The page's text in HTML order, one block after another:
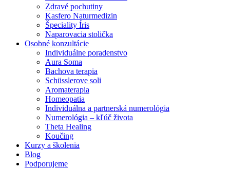
Zdravé pochutiny
Kasfero Naturmedizin
Špeciality Íris
Naparovacia stolička
Osobné konzultácie
Individuálne poradenstvo
Aura Soma
Bachova terapia
Schüsslerove soli
Aromaterapia
Homeopatia
Individuálna a partnerská numerológia
Numerológia – kľúč života
Theta Healing
Koučing
Kurzy a školenia
Blog
Podporujeme